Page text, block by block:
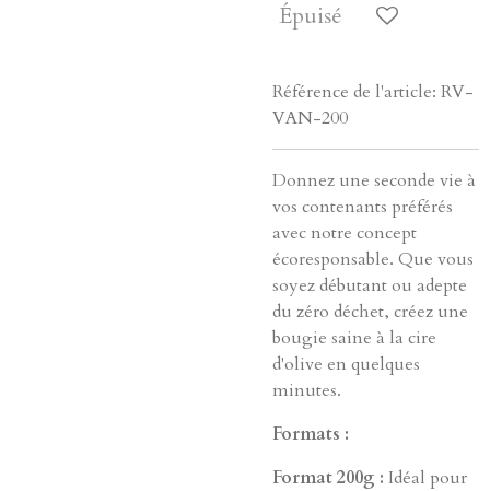
Épuisé
Référence de l'article: RV-
VAN-200
Donnez une seconde vie à
vos contenants préférés
avec notre concept
écoresponsable. Que vous
soyez débutant ou adepte
du zéro déchet, créez une
bougie saine à la cire
d'olive en quelques
minutes.
Formats :
Format 200g : Idéal pour